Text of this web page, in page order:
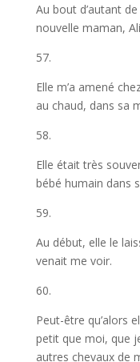
Au bout d’autant
nouvelle maman,
57.
Elle m’a amené
au chaud, dans sa
58.
Elle était très
bébé humain dans
59.
Au début, elle le
venait me voir.
60.
Peut-être qu’alors
petit que moi, que
autres chevaux de